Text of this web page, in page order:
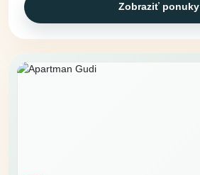
Zobraziť ponuky